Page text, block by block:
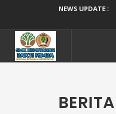
NEWS UPDATE :
BERITA